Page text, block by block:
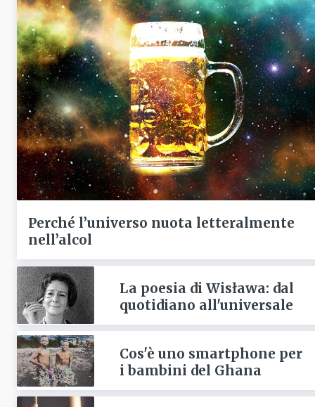
Perché l’universo nuota letteralmente
nell’alcol
La poesia di Wisława: dal
quotidiano all'universale
Cos'è uno smartphone per
i bambini del Ghana